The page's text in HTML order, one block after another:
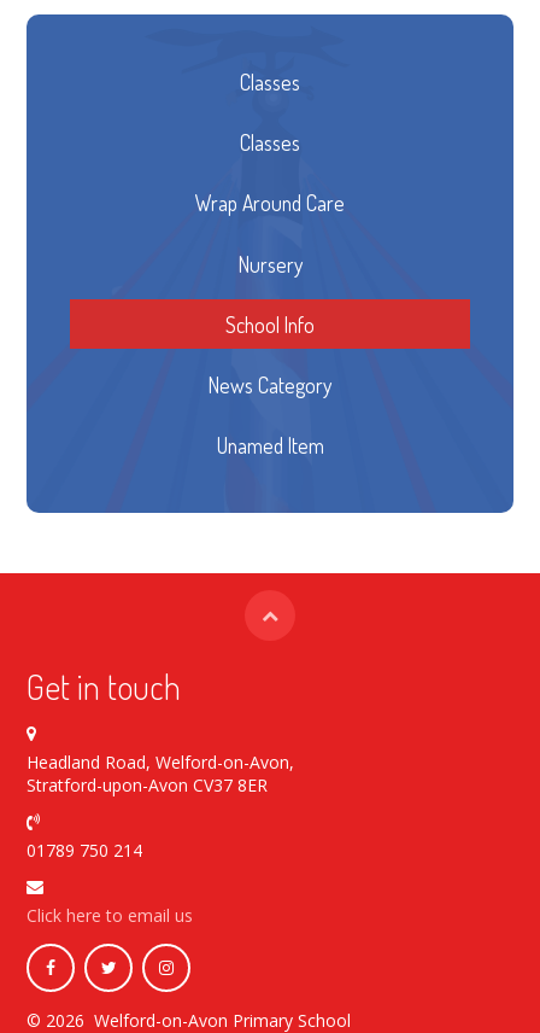
Classes
Classes
Wrap Around Care
Nursery
School Info
News Category
Unamed Item
Get in touch
Headland Road, Welford-on-Avon,
Stratford-upon-Avon CV37 8ER
01789 750 214
Click here to email us
© 2026 Welford-on-Avon Primary School